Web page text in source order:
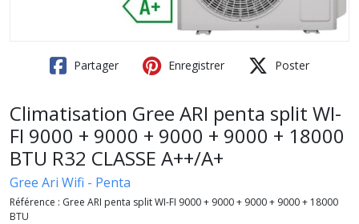
Partager Enregistrer Poster
Climatisation Gree ARI penta split WI-
FI 9000 + 9000 + 9000 + 9000 + 18000
BTU R32 CLASSE A++/A+
Gree Ari Wifi - Penta
Référence : Gree ARI penta split WI-FI 9000 + 9000 + 9000 + 9000 + 18000
BTU